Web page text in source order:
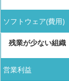
ソフトウェア(費用)
営業利益